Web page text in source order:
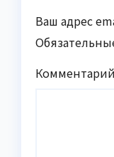
Ваш адрес
Комментарий